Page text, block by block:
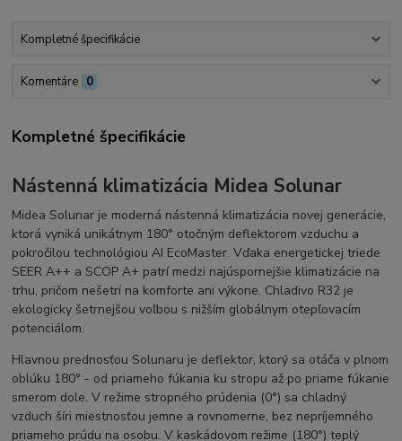
Kompletné špecifikácie
Komentáre 0
Kompletné špecifikácie
Nástenná klimatizácia Midea Solunar
Midea Solunar je moderná nástenná klimatizácia novej generácie,
ktorá vyniká unikátnym 180° otočným deflektorom vzduchu a
pokročilou technológiou AI EcoMaster. Vďaka energetickej triede
SEER A++ a SCOP A+ patrí medzi najúspornejšie klimatizácie na
trhu, pričom nešetrí na komforte ani výkone. Chladivo R32 je
ekologicky šetrnejšou voľbou s nižším globálnym otepľovacím
potenciálom.
Hlavnou prednosťou Solunaru je deflektor, ktorý sa otáča v plnom
oblúku 180° - od priameho fúkania ku stropu až po priame fúkanie
smerom dole. V režime stropného prúdenia (0°) sa chladný
vzduch šíri miestnosťou jemne a rovnomerne, bez nepríjemného
priameho prúdu na osobu. V kaskádovom režime (180°) teplý